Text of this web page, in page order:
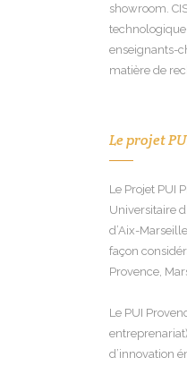
showroom.
technologique
enseignants-
matière de
Le projet
Le Projet PUI
Universitaire
d’Aix-
façon
Provence,
Le PUI
d’innovation